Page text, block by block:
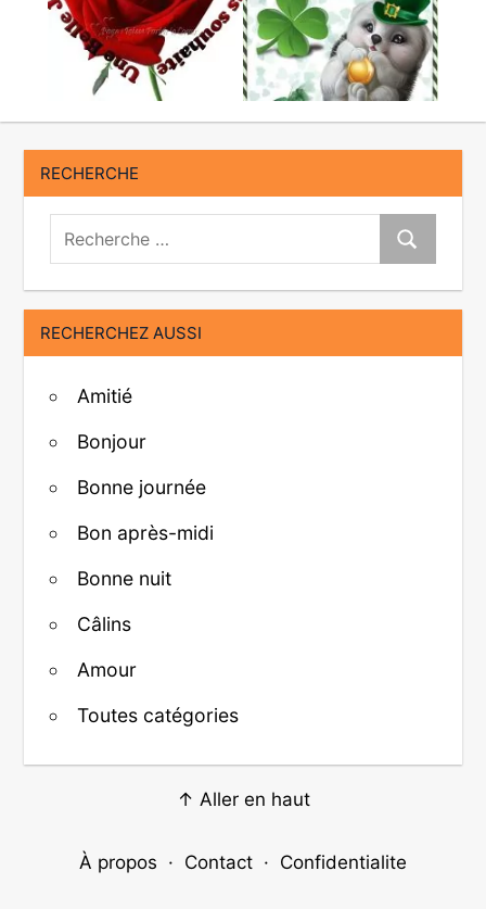
RECHERCHE
Recherche:
Recherche
RECHERCHEZ AUSSI
Amitié
Bonjour
Bonne journée
Bon après-midi
Bonne nuit
Câlins
Amour
Toutes catégories
↑ Aller en haut
À propos · Contact · Confidentialite